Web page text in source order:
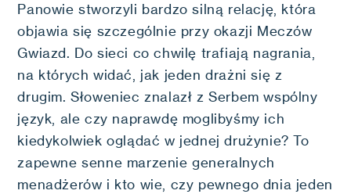
Panowie stworzyli bardzo silną relację, która
objawia się szczególnie przy okazji Meczów
Gwiazd. Do sieci co chwilę trafiają nagrania,
na których widać, jak jeden drażni się z
drugim. Słoweniec znalazł z Serbem wspólny
język, ale czy naprawdę moglibyśmy ich
kiedykolwiek oglądać w jednej drużynie? To
zapewne senne marzenie generalnych
menadżerów i kto wie, czy pewnego dnia jeden